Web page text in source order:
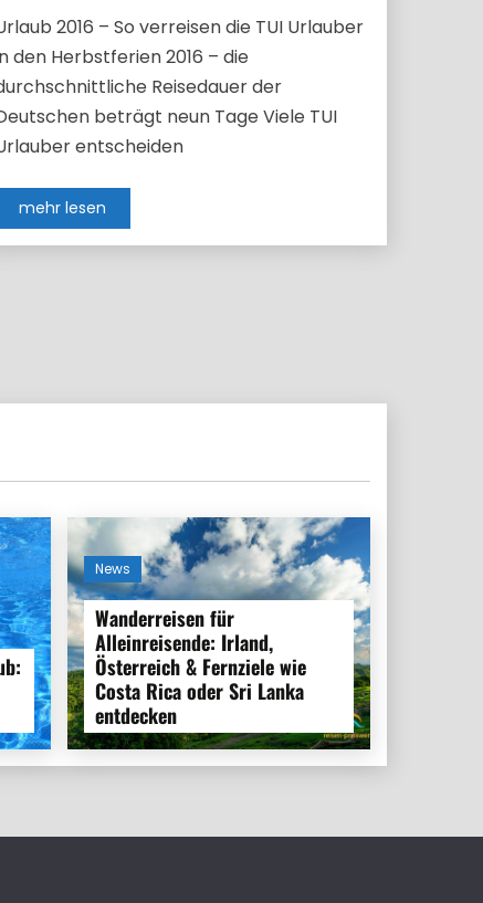
2016 – So verreisen die TUI Urlauber
den Herbstferien 2016 – die
Reisedauer der
beträgt neun Tage Viele TUI
entscheiden
mehr lesen
News
Wanderreisen für
Alleinreisende: Irland,
Österreich & Fernziele wie
Costa Rica oder Sri Lanka
entdecken